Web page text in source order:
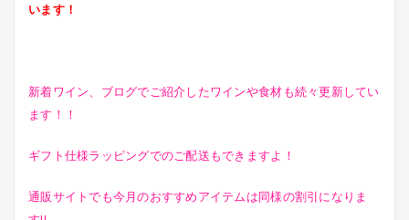
います！
新着ワイン、ブログでご紹介したワインや食材も続々更新してい
ます！！
ギフト仕様ラッピングでのご配送もできますよ！
通販サイトでも今月のおすすめアイテムは同様の割引になりま